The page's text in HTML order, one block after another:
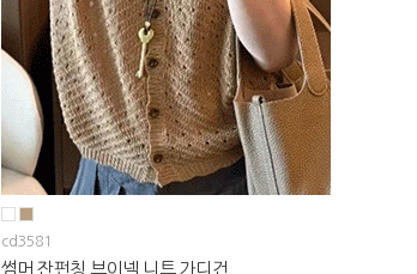
cd3581
썸머 잔펀칭 브이넥 니트 가디건